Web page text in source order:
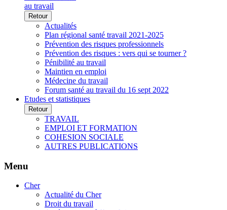
au travail
Retour
Actualités
Plan régional santé travail 2021-2025
Prévention des risques professionnels
Prévention des risques : vers qui se tourner ?
Pénibilité au travail
Maintien en emploi
Médecine du travail
Forum santé au travail du 16 sept 2022
Etudes et statistiques
Retour
TRAVAIL
EMPLOI ET FORMATION
COHESION SOCIALE
AUTRES PUBLICATIONS
Menu
Cher
Actualité du Cher
Droit du travail